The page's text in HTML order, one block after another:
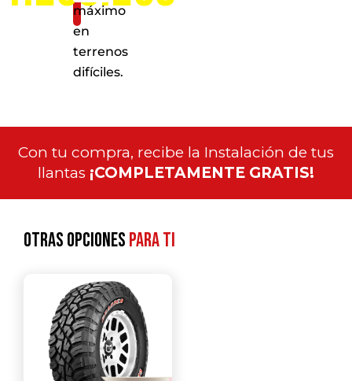
máximo
en
terrenos
difíciles.
Con tu compra, recibe la Instalación de tus
llantas ¡COMPLETAMENTE GRATIS!
Otras opcionespara ti